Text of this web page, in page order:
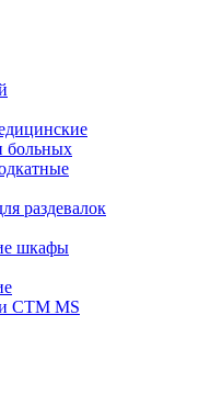
больных
раздевалок
шкафы
CTM MS